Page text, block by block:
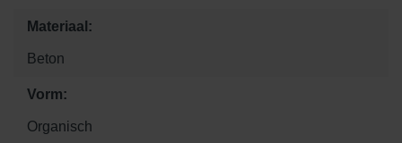
Materiaal:
Beton
Vorm:
Organisch